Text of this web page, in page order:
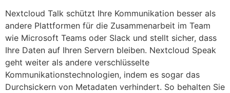
Nextcloud Talk schützt Ihre Kommunikation besser als
andere Plattformen für die Zusammenarbeit im Team
wie Microsoft Teams oder Slack und stellt sicher, dass
Ihre Daten auf Ihren Servern bleiben. Nextcloud Speak
geht weiter als andere verschlüsselte
Kommunikationstechnologien, indem es sogar das
Durchsickern von Metadaten verhindert. So behalten Sie